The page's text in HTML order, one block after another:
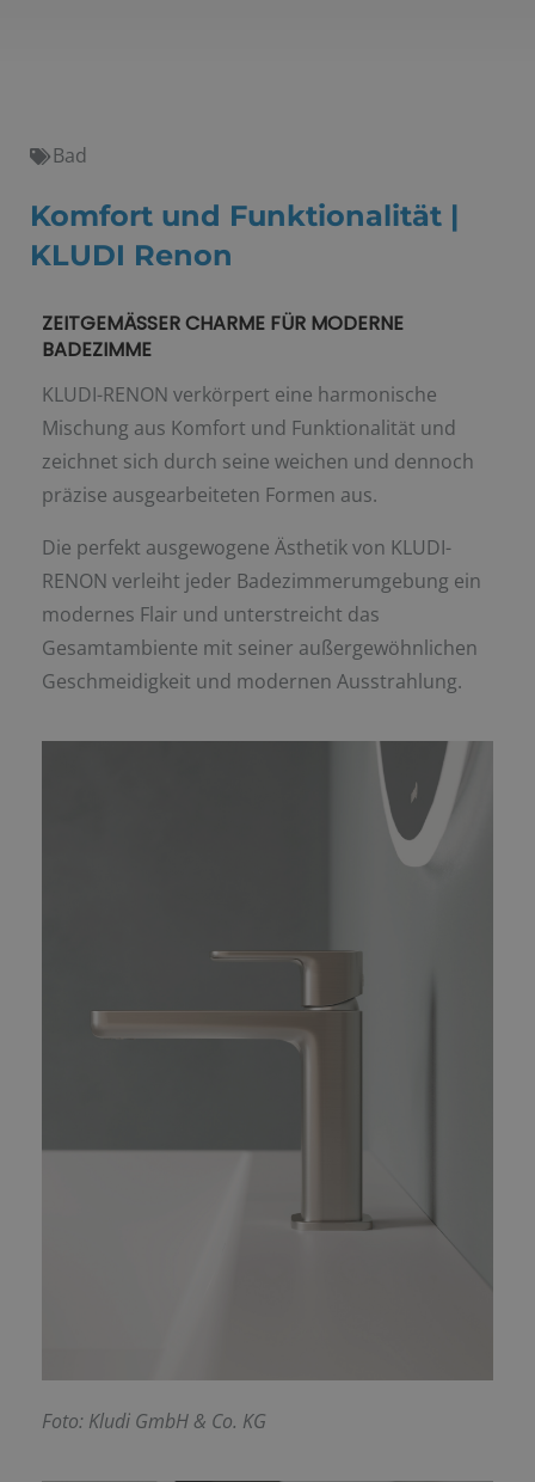
Bad
Komfort und Funktionalität |
KLUDI Renon
ZEITGEMÄSSER CHARME FÜR MODERNE
BADEZIMME
KLUDI-RENON verkörpert eine harmonische
Mischung aus Komfort und Funktionalität und
zeichnet sich durch seine weichen und dennoch
präzise ausgearbeiteten Formen aus.
Die perfekt ausgewogene Ästhetik von KLUDI-
RENON verleiht jeder Badezimmerumgebung ein
modernes Flair und unterstreicht das
Gesamtambiente mit seiner außergewöhnlichen
Geschmeidigkeit und modernen Ausstrahlung.
Foto: Kludi GmbH & Co. KG